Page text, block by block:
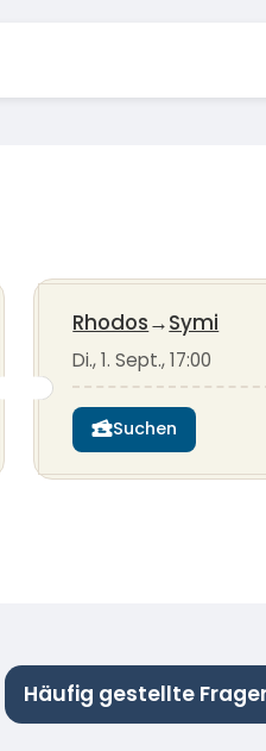
Rhodos→Symi
Di., 1. Sept., 17:00
Suchen
Häufig gestellte